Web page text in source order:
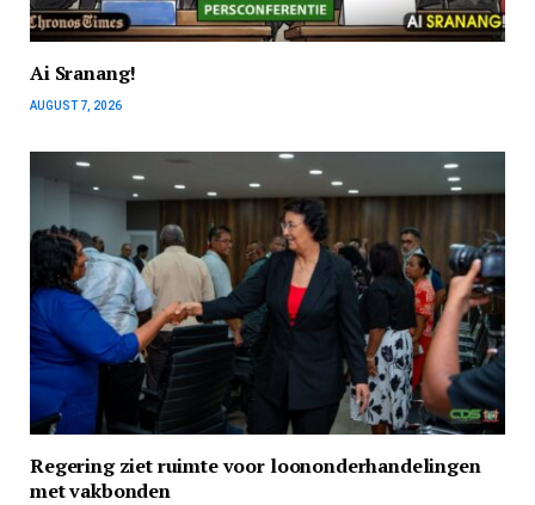
Ai Sranang!
AUGUST 7, 2026
Regering ziet ruimte voor loononderhandelingen
met vakbonden